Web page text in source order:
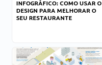
INFOGRÁFICO: COMO USAR O
DESIGN PARA MELHORAR O
SEU RESTAURANTE